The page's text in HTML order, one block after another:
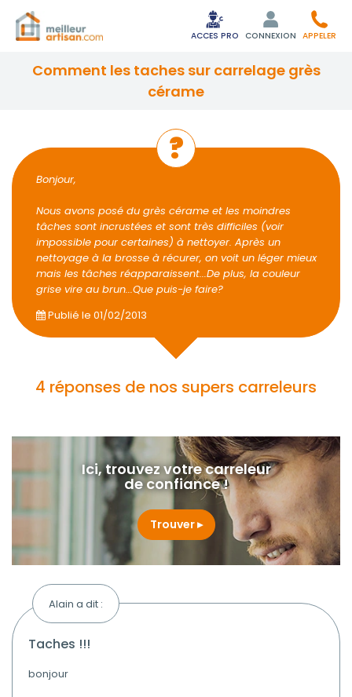
ACCES PRO CONNEXION APPELER
comment les taches sur carrelage grès
cérame
Bonjour,
Nous avons posé du grès cérame et les moindres
tâches sont incrustées et sont très difficiles (voir
impossible pour certaines) à nettoyer. Après un
nettoyage à la brosse à récurer, on voit un léger mieux
mais les tâches réapparaissent...De plus, la couleur
grise vire au brun...Que puis-je faire?
Publié le 01/02/2013
4 réponses de nos supers carreleurs
Ici, trouvez votre carreleur
de confiance !
Trouver
Alain a dit :
taches !!!
bonjour